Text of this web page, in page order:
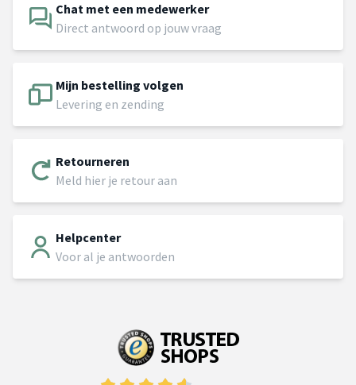
Chat met een medewerker
Direct antwoord op jouw vraag
Mijn bestelling volgen
Levering en zending
Retourneren
Meld hier je retour aan
Helpcenter
Voor al je antwoorden